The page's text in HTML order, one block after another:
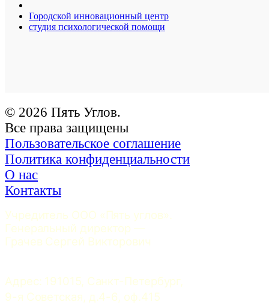
Городской инновационный центр
студия психологической помощи
© 2026 Пять Углов.
Все права защищены
Пользовательское соглашение
Политика конфиденциальности
О нас
Контакты
Учредитель ООО «Пять углов».
Генеральный директор —
Грачев Сергей Викторович
Адрес: 191015, Санкт-Петербург,
9-я Советская, д.4-6, оф.415